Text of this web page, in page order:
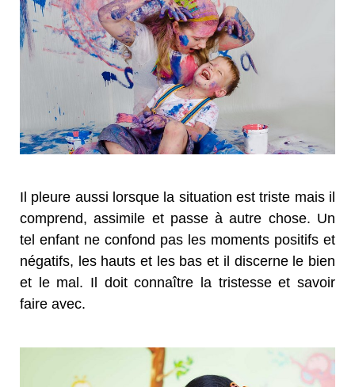
Il pleure aussi lorsque la situation est triste mais il
comprend, assimile et passe à autre chose. Un
tel enfant ne confond pas les moments positifs et
négatifs, les hauts et les bas et il discerne le bien
et le mal. Il doit connaître la tristesse et savoir
faire avec.